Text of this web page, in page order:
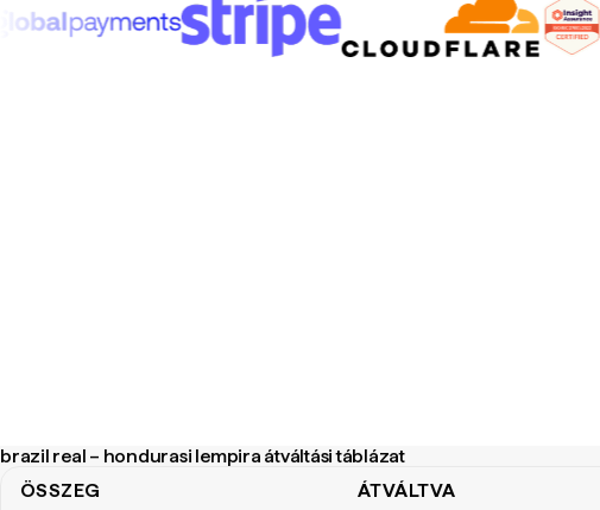
brazil real – hondurasi lempira átváltási táblázat
ÖSSZEG ÁTVÁLTVA